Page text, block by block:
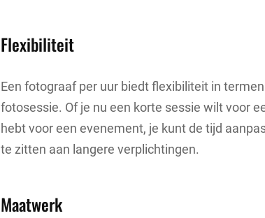
Flexibiliteit
Een fotograaf per uur biedt flexibiliteit in
fotosessie. Of je nu een korte sessie wilt voor
hebt voor een evenement, je kunt de tijd
te zitten aan langere verplichtingen.
Maatwerk